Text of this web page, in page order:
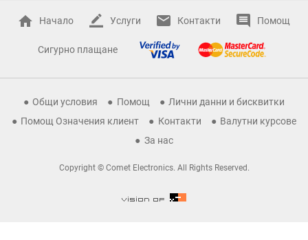
Начало Услуги Контакти Помощ
Сигурно плащане
Общи условия Помощ
Лични данни и бисквитки
Помощ Означения клиент
Контакти
Валутни курсове
За нас
Copyright © Comet Electronics. All Rights Reserved.